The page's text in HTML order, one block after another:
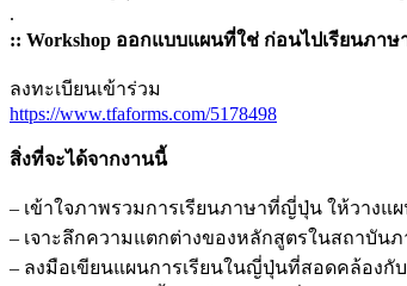
.
:: Workshop ออกแบบแผนที่ใช่ ก่อนไปเรียนภา
ลงทะเบียนเข้าร่วม
https://www.tfaforms.com/5178498
สิ่งที่จะได้จากงานนี้
– เข้าใจภาพรวมการเรียนภาษาที่ญี่ปุ่น ให้วางแ
– เจาะลึกความแตกต่างของหลักสูตรในสถาบันภ
– ลงมือเขียนแผนการเรียนในญี่ปุ่นที่สอดคล้องกั